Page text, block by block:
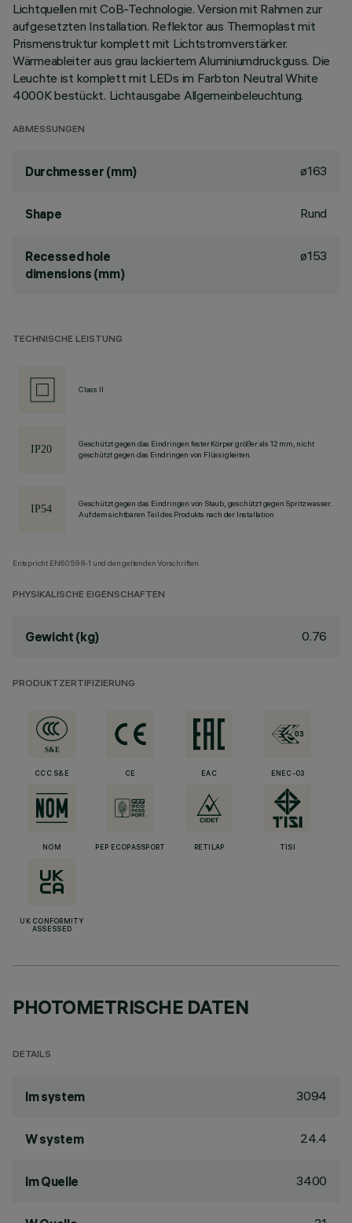
Lichtquellen mit CoB-Technologie. Version mit Rahmen zur
aufgesetzten Installation. Reflektor aus Thermoplast mit
Prismenstruktur komplett mit Lichtstromverstärker.
Wärmeableiter aus grau lackiertem Aluminiumdruckguss. Die
Leuchte ist komplett mit LEDs im Farbton Neutral White
4000K bestückt. Lichtausgabe Allgemeinbeleuchtung.
ABMESSUNGEN
Durchmesser (mm) ø163
Shape Rund
Recessed hole
dimensions (mm)
ø153
TECHNISCHE LEISTUNG
Class II
Geschützt gegen das Eindringen fester Körper größer als 12 mm, nicht
geschützt gegen das Eindringen von Flüssigkeiten.
Geschützt gegen das Eindringen von Staub, geschützt gegen Spritzwasser.
Auf dem sichtbaren Teil des Produkts nach der Installation
Entspricht EN60598-1 und den geltenden Vorschriften.
PHYSIKALISCHE EIGENSCHAFTEN
Gewicht (kg) 0.76
PRODUKTZERTIFIZIERUNG
CCC S&E CE EAC ENEC-03
NOM PEP ECOPASSPORT RETILAP TISI
UK CONFORMITY
ASSESSED
PHOTOMETRISCHE DATEN
DETAILS
lm system 3094
W system 24.4
lm Quelle 3400